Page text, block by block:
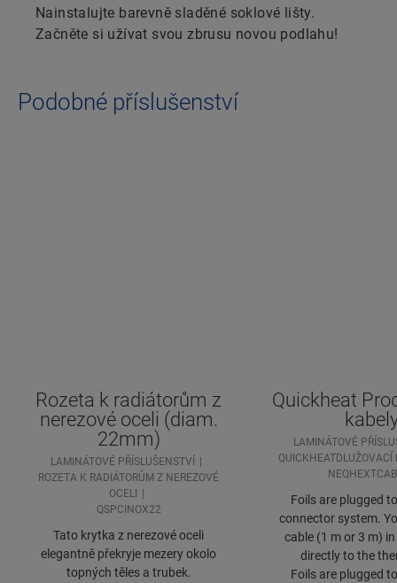
Nainstalujte barevně sladěné soklové lišty.
Začněte si užívat svou zbrusu novou podlahu!
Podobné příslušenství
Rozeta k radiátorům z
nerezové oceli (diam.
22mm)
LAMINÁTOVÉ PŘÍSLUŠENSTVÍ
ROZETA K RADIÁTORŮM Z NEREZOVÉ
OCELI
QSPCINOX22
Tato krytka z nerezové oceli
elegantně překryje mezery okolo
topných těles a trubek.
Quickheat
LAMINÁTOVÉ
QUICKHEATDLUŽOVACÍ
Foils are plugged
connector system.
cable (1 m or 3 m)
directly to the
Foils are plugged